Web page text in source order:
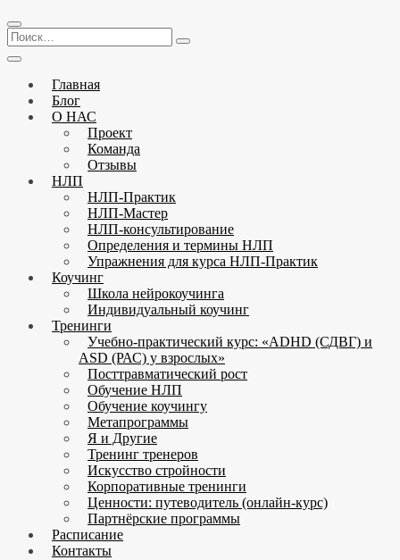
Поиск…
Главная
Блог
О НАС
Проект
Команда
Отзывы
НЛП
НЛП-Практик
НЛП-Мастер
НЛП-консультирование
Определения и термины НЛП
Упражнения для курса НЛП-Практик
Коучинг
Школа нейрокоучинга
Индивидуальный коучинг
Тренинги
Учебно-практический курс: «ADHD (СДВГ) и
ASD (РАС) у взрослых»
Посттравматический рост
Обучение НЛП
Обучение коучингу
Метапрограммы
Я и Другие
Тренинг тренеров
Искусство стройности
Корпоративные тренинги
Ценности: путеводитель (онлайн-курс)
Партнёрские программы
Расписание
Контакты